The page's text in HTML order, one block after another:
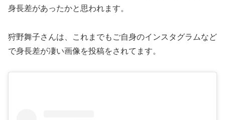
身長差があったかと思われます。
狩野舞子さんは、これまでもご自身のインスタグラムなど
で身長差が凄い画像を投稿をされてます。